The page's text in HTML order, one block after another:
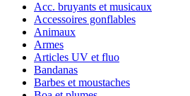
Acc. bruyants et musicaux
Accessoires gonflables
Animaux
Armes
Articles UV et fluo
Bandanas
Barbes et moustaches